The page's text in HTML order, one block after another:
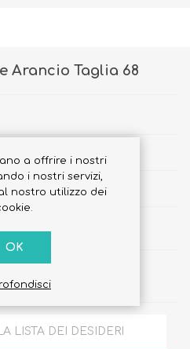
Arancio Taglia 68
8030474894036
LISTA DEI DESIDERI
a offrire i nostri
i nostri servizi,
nostro utilizzo dei
OK